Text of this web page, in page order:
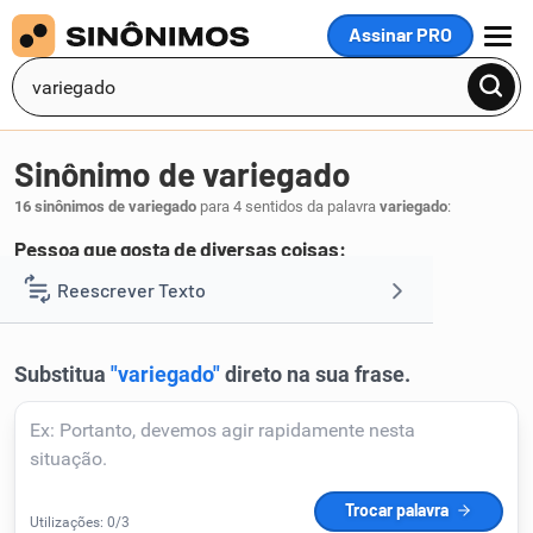
Assinar PRO
MENU
Reescrever Texto
Corrigir Texto
Sinônimo de variegado
16 sinônimos de variegado para 4 sentidos da palavra variegado:
Pessoa que gosta de diversas coisas:
1 eclético.